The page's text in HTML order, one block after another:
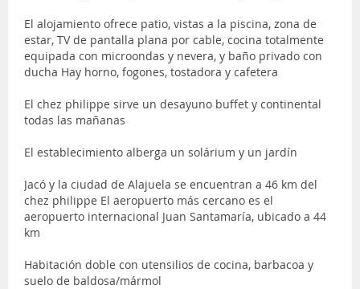
El alojamiento ofrece patio, vistas a la piscina, zona de
estar, TV de pantalla plana por cable, cocina totalmente
equipada con microondas y nevera, y baño privado con
ducha Hay horno, fogones, tostadora y cafetera
El chez philippe sirve un desayuno buffet y continental
todas las mañanas
El establecimiento alberga un solárium y un jardín
Jacó y la ciudad de Alajuela se encuentran a 46 km del
chez philippe El aeropuerto más cercano es el
aeropuerto internacional Juan Santamaría, ubicado a 44
km
Habitación doble con utensilios de cocina, barbacoa y
suelo de baldosa/mármol